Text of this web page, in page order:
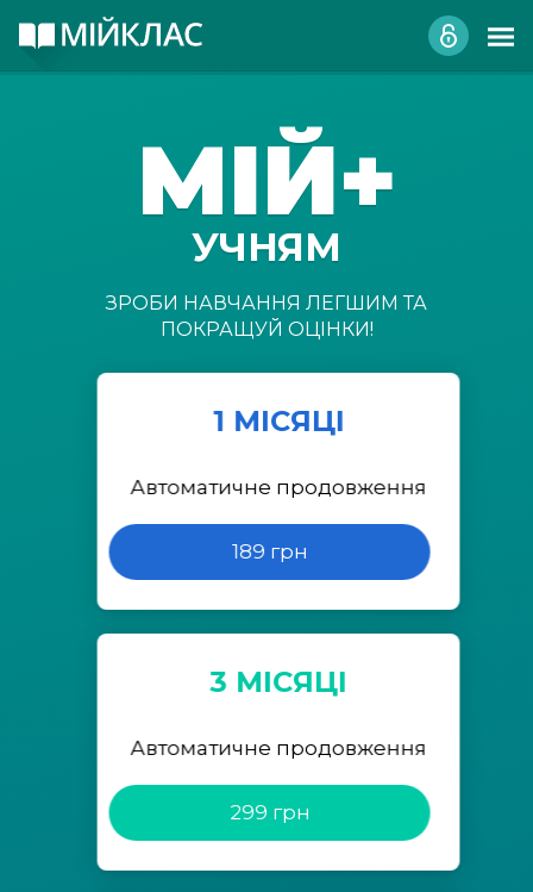
МІЙ+
УЧНЯМ
ЗРОБИ НАВЧАННЯ ЛЕГШИМ ТА
ПОКРАЩУЙ ОЦІНКИ!
1 МІСЯЦІ
Автоматичне продовження
189 грн
3 МІСЯЦІ
Автоматичне продовження
299 грн